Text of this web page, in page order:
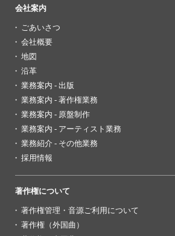
会社案内
ごあいさつ
会社概要
地図
沿革
業務案内 - 出版
業務案内 - 著作権業務
業務案内 - 原盤制作
業務案内 - アーティスト業務
業務紹介 - その他業務
採用情報
著作権について
著作権管理・音源ご利用について
著作権（外国曲）